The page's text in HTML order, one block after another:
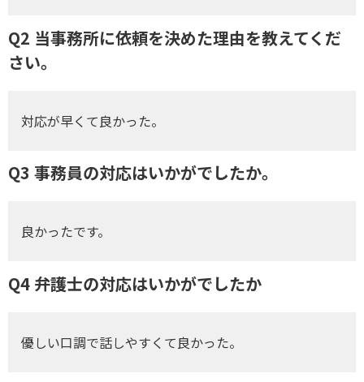
Q2 当事務所に依頼を決めた理由を教えてくだ
さい。
対応が早くて良かった。
Q3 事務員の対応はいかがでしたか。
良かったです。
Q4 弁護士の対応はいかがでしたか
優しい口調で話しやすくて良かった。